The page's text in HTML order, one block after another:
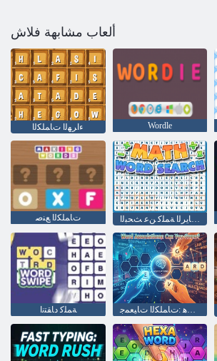
ألعاب مشابهة فلاش
ءﺍﺮﻬﻟﺍ ﺕﺎﻤﻠﻜﻟﺍ Wordle
ﺕﺎﻤﻠﻜﻟﺍ ﻊﻨﺻ
ﺔﻤﻠﻛ ﺩﺎﻘﺘﻧﺍ ؟ﻦﻴﻤﺨﺘﻟﺍ ﻚﻨﻜﻤﻳ ﻞﻫ :ﺕﺎﻤﻠﻜﻟﺍ ﺕﺎﻴﻌﻤﺟ